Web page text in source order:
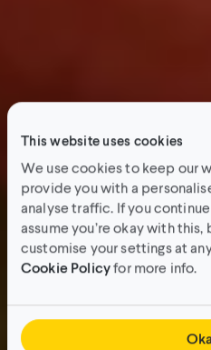
This website uses cookies
We use cookies to keep our
provide you with a
analyse traffic. If you
assume you’re okay with
customise your settings at
Cookie Policyfor more info.